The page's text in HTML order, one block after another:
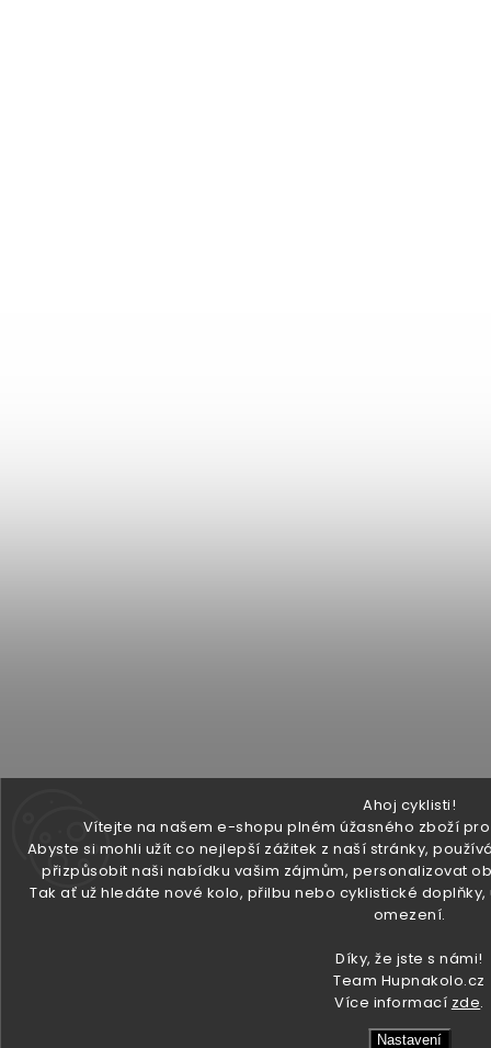
Ahoj cyklisti!
Vítejte na našem e-shopu plném úžasného zboží
Abyste si mohli užít co nejlepší zážitek z naší stránky,
přizpůsobit naši nabídku vašim zájmům, personalizovat
Tak ať už hledáte nové kolo, přilbu nebo cyklistické
omezení.
Díky, že jste s námi!
Team Hupnakolo.cz
Více informací zde.
Nastavení